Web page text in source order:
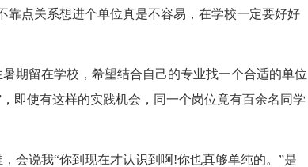
靠点关系想进个单位真是不容易，在学校一定要好好
期留在学校，希望结合自己的专业找一个合适的单位
即使有这样的实践机会，同一个岗位竟有百余名同学
会说我“你到现在才认识到啊!你也真够单纯的。”是